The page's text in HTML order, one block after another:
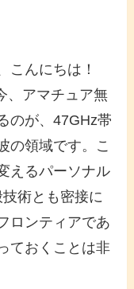
こんにちは！
、アマチュア無
のが、47GHz帯
の領域です。こ
えるパーソナル
術とも密接に
ロンティアであ
ておくことは非